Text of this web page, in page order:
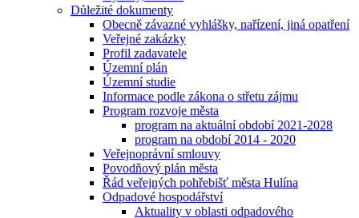
Důležité dokumenty
Obecně závazné vyhlášky, nařízení, jiná opatření
Veřejné zakázky
Profil zadavatele
Územní plán
Územní studie
Informace podle zákona o střetu zájmu
Program rozvoje města
program na aktuální období 2021-2028
program na období 2014 - 2020
Veřejnoprávní smlouvy
Povodňový plán města
Řád veřejných pohřebišť města Hulína
Odpadové hospodářství
Aktuality v oblasti odpadového